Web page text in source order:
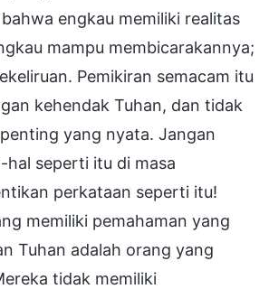
engkau memiliki realitas
mampu membicarakannya;
Pemikiran semacam itu
kehendak Tuhan, dan tidak
yang nyata. Jangan
hal seperti itu di masa
perkataan seperti itu!
memiliki pemahaman yang
Tuhan adalah orang yang
tidak memiliki